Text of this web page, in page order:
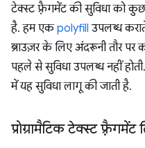
टेक्स्ट फ़्रैगमेंट की सुविधा को
है. हम एकpolyfill उपलब्ध
ब्राउज़र के लिए अंदरूनी तौर
पहले से सुविधा उपलब्ध नहीं
में यह सुविधा लागू की जाती है.
प्रोग्रामैटिक टेक्स्ट